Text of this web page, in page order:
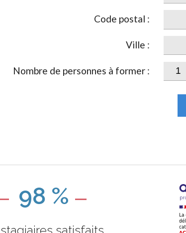
Code postal :
Ville :
Nombre de personnes à former :
98 %
satisfaits